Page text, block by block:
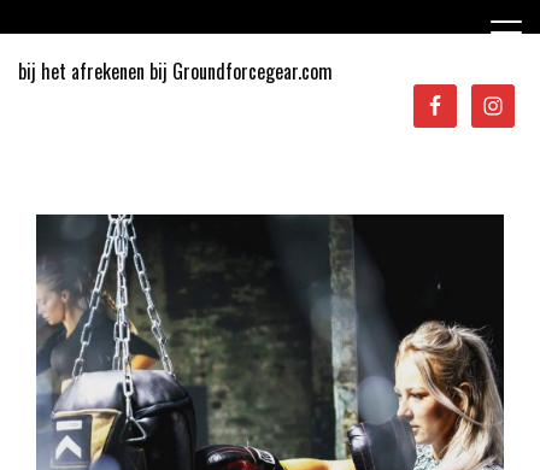
naar
inhoud
bij het afrekenen bij Groundforcegear.com
Sporten in Apeldoorn